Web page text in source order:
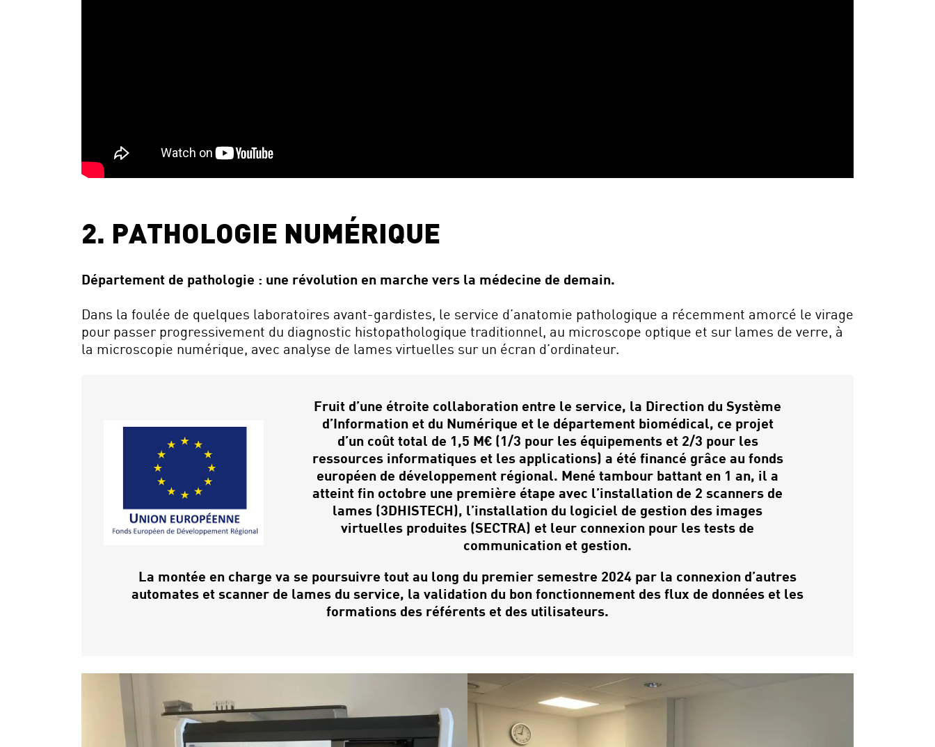
2. PATHOLOGIE NUMÉRIQUE
Département de pathologie : une révolution en marche vers la médecine de demain.
Dans la foulée de quelques laboratoires avant-gardistes, le service d’anatomie pathologique a récemment amorcé le virage
pour passer progressivement du diagnostic histopathologique traditionnel, au microscope optique et sur lames de verre, à
la microscopie numérique, avec analyse de lames virtuelles sur un écran d’ordinateur.
Fruit d’une étroite collaboration entre le service, la Direction du Système
d’Information et du Numérique et le département biomédical, ce projet
d’un coût total de 1,5 M€ (1/3 pour les équipements et 2/3 pour les
ressources informatiques et les applications) a été financé grâce au fonds
européen de développement régional. Mené tambour battant en 1 an, il a
atteint fin octobre une première étape avec l’installation de 2 scanners de
lames (3DHISTECH), l’installation du logiciel de gestion des images
virtuelles produites (SECTRA) et leur connexion pour les tests de
communication et gestion.
La montée en charge va se poursuivre tout au long du premier semestre 2024 par la connexion d’autres
automates et scanner de lames du service, la validation du bon fonctionnement des flux de données et les
formations des référents et des utilisateurs.